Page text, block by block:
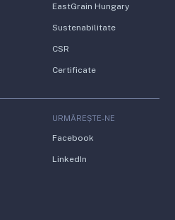
EastGrain Hungary
Sustenabilitate
CSR
Certificate
URMĂREȘTE-NE
Facebook
LinkedIn